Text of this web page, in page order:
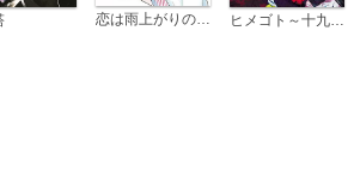
恋は雨上がりのように